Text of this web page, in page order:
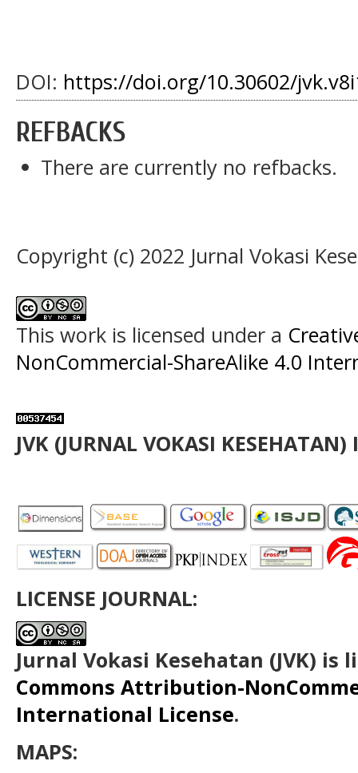
DOI: https://doi.org/10.30602/
REFBACKS
There are currently no refbacks.
Copyright (c) 2022 Jurnal Vokasi
This work is licensed under a
NonCommercial-ShareAlike 4.0
JVK (JURNAL VOKASI KESEHATAN)
LICENSE JOURNAL:
Jurnal Vokasi Kesehatan (JVK) is
Commons Attribution-
International License.
MAPS: